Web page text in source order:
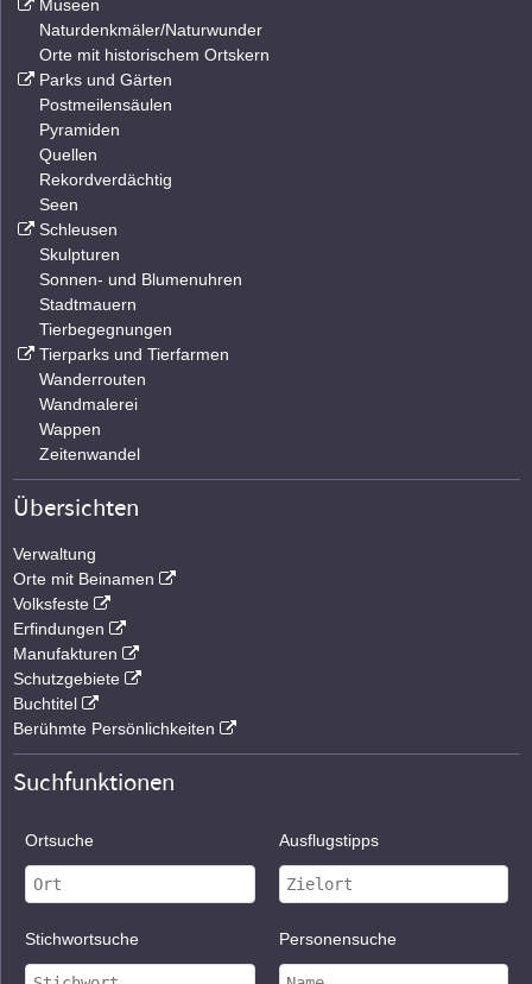
Museen
Naturdenkmäler/Naturwunder
Orte mit historischem Ortskern
Parks und Gärten
Postmeilensäulen
Pyramiden
Quellen
Rekordverdächtig
Seen
Schleusen
Skulpturen
Sonnen- und Blumenuhren
Stadtmauern
Tierbegegnungen
Tierparks und Tierfarmen
Wanderrouten
Wandmalerei
Wappen
Zeitenwandel
Übersichten
Verwaltung
Orte mit Beinamen
Volksfeste
Erfindungen
Manufakturen
Schutzgebiete
Buchtitel
Berühmte Persönlichkeiten
Suchfunktionen
Ortsuche Ausflugstipps
Stichwortsuche Personensuche